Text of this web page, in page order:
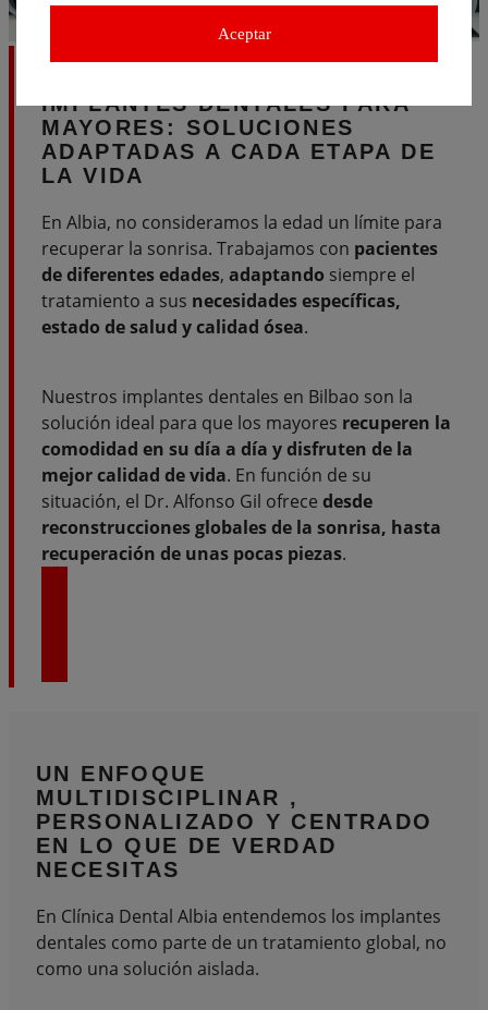
IMPLANTES DENTALES PARA
MAYORES: SOLUCIONES
ADAPTADAS A CADA ETAPA DE
LA VIDA
En Albia, no consideramos la edad un límite para
recuperar la sonrisa. Trabajamos con pacientes
de diferentes edades, adaptando siempre el
tratamiento a sus necesidades específicas,
estado de salud y calidad ósea.
Nuestros implantes dentales en Bilbao son la
solución ideal para que los mayores recuperen la
comodidad en su día a día y disfruten de la
mejor calidad de vida. En función de su
situación, el Dr. Alfonso Gil ofrece desde
reconstrucciones globales de la sonrisa, hasta
recuperación de unas pocas piezas.
UN ENFOQUE
MULTIDISCIPLINAR ,
PERSONALIZADO Y CENTRADO
EN LO QUE DE VERDAD
NECESITAS
En Clínica Dental Albia entendemos los implantes
dentales como parte de un tratamiento global, no
como una solución aislada.
Aceptar